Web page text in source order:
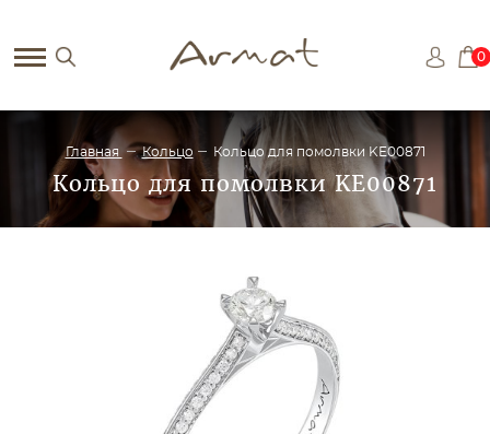
0
Главная Кольцо Кольцо для помолвки KE00871
Кольцо для помолвки KE00871